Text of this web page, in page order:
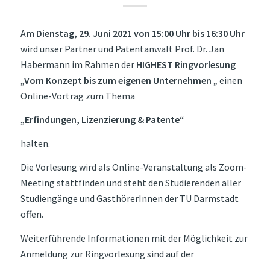
Am Dienstag, 29. Juni 2021 von 15:00 Uhr bis 16:30 Uhr
wird unser Partner und Patentanwalt Prof. Dr. Jan
Habermann im Rahmen der HIGHEST Ringvorlesung
„Vom Konzept bis zum eigenen Unternehmen „ einen
Online-Vortrag zum Thema
„Erfindungen, Lizenzierung & Patente“
halten.
Die Vorlesung wird als Online-Veranstaltung als Zoom-
Meeting stattfinden und steht den Studierenden aller
Studiengänge und GasthörerInnen der TU Darmstadt
offen.
Weiterführende Informationen mit der Möglichkeit zur
Anmeldung zur Ringvorlesung sind auf der